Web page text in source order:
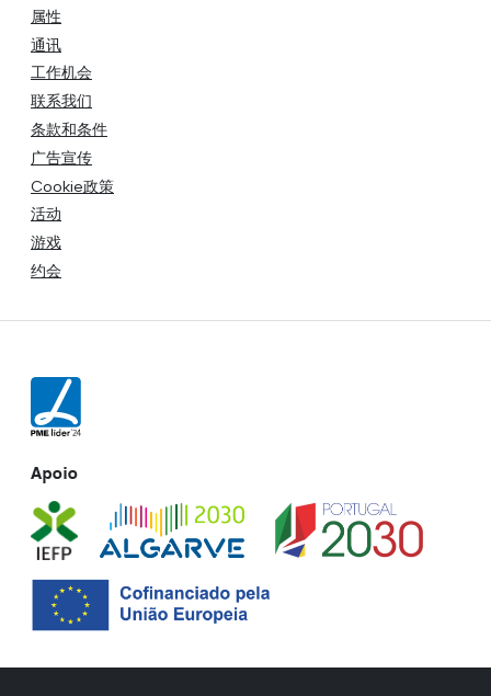
属性
通讯
工作机会
联系我们
条款和条件
广告宣传
Cookie政策
活动
游戏
约会
Apoio